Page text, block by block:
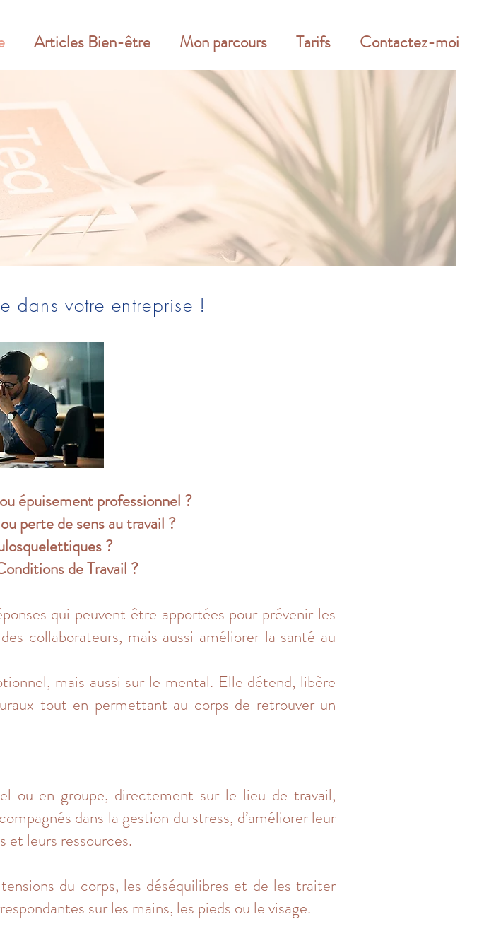
Articles Bien-être Mon parcours Tarifs Contactez-moi
dans votre entreprise !
épuisement professionnel ?
perte de sens au travail ?
?
de Travail ?
qui peuvent être apportées pour prévenir les
collaborateurs, mais aussi améliorer la santé au
mais aussi sur le mental. Elle détend, libère
tout en permettant au corps de retrouver un
ou en groupe, directement sur le lieu de travail,
dans la gestion du stress, d’améliorer leur
et leurs ressources.
du corps, les déséquilibres et de les traiter
sur les mains, les pieds ou le visage.